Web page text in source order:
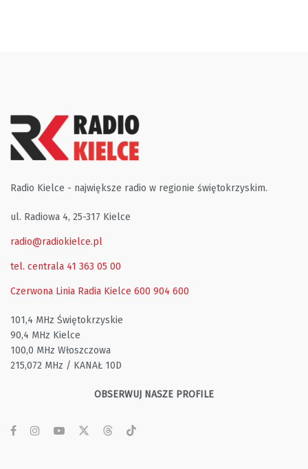
Radio Kielce - największe radio w regionie świętokrzyskim.
ul. Radiowa 4, 25-317 Kielce
radio@radiokielce.pl
tel. centrala 41 363 05 00
Czerwona Linia Radia Kielce 600 904 600
101,4 MHz Świętokrzyskie
90,4 MHz Kielce
100,0 MHz Włoszczowa
215,072 MHz / KANAŁ 10D
OBSERWUJ NASZE PROFILE